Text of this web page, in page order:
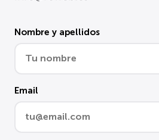
Nombre y apellidos
Email